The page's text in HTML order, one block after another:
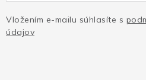
Vložením e-mailu súhlasíte s
údajov